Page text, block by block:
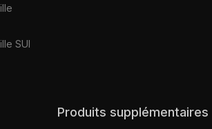
SUI
Produits supplémentaires